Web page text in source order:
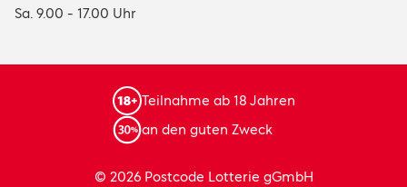
Sa. 9.00 - 17.00 Uhr
Teilnahme ab 18 Jahren
an den guten Zweck
© 2026 Postcode Lotterie gGmbH